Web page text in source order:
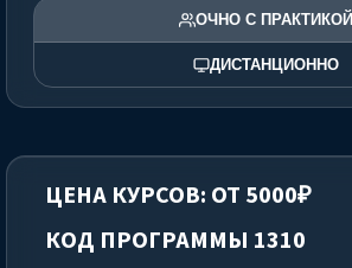
ОЧНО С ПРАКТИКОЙ
ДИСТАНЦИОННО
ЦЕНА КУРСОВ: ОТ 5000₽
КОД ПРОГРАММЫ 1310